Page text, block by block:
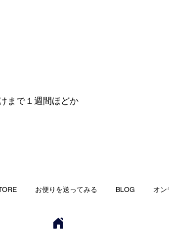
まで１週間ほどか
お便りを送ってみる BLOG オン